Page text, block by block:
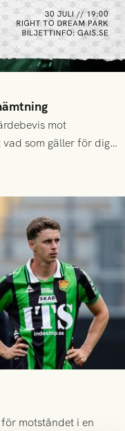
mot
som gäller för dig
motståndet i en